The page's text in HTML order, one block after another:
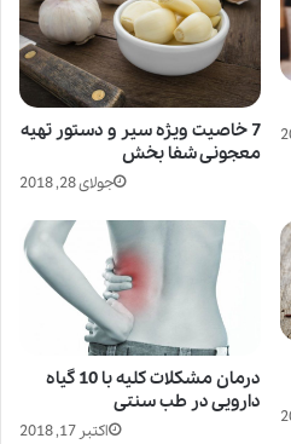
7 خاصیت ویژه سیر و دستور تهیه
معجونی شفا بخش
جولای 28, 2018
درمان مشکلات کلیه با 10 گیاه
دارویی در طب سنتی
اکتبر 17, 2018